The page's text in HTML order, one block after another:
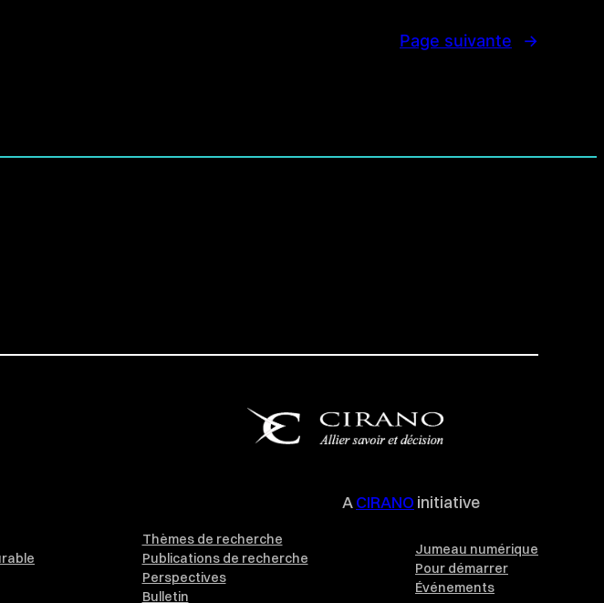
Page suivante →
ACIRANO initiative
Thèmes de recherche
Publications de recherche
Perspectives
Bulletin
Jumeau numérique
Pour démarrer
Événements